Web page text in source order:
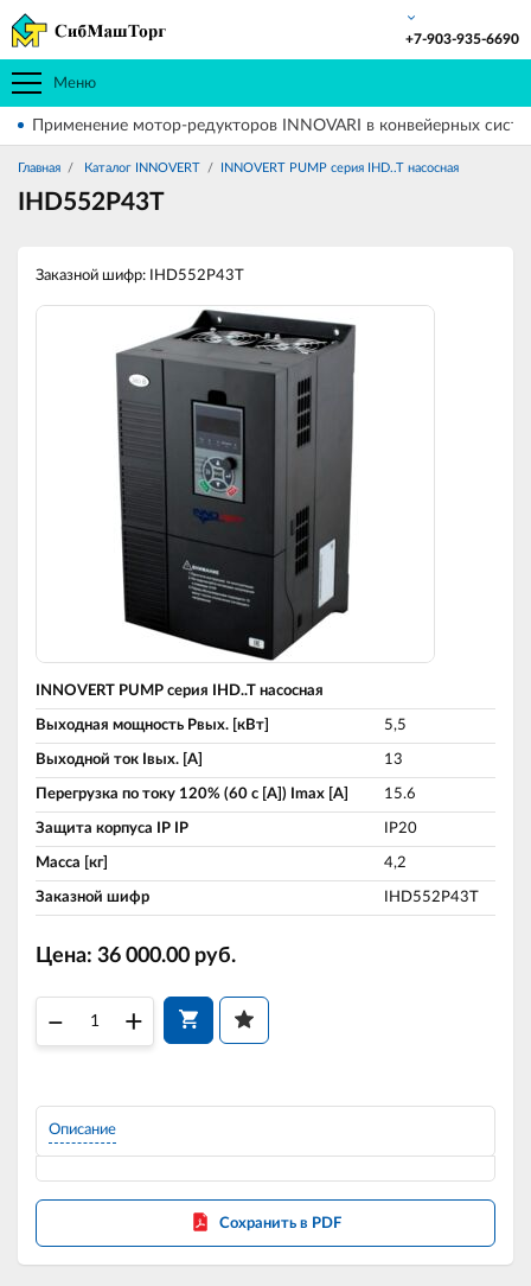
Меню
+7-903-935-6690
Применение мотор-редукторов INNOVARI в конвейерных
Главная Каталог INNOVERT INNOVERT PUMP серия IHD..T насосная
IHD552P43T
Заказной шифр: IHD552P43T
INNOVERT PUMP серия IHD..T насосная
Выходная мощность Pвых. [кВт] 5,5
Выходной ток Iвых. [A] 13
Перегрузка по току 120% (60 c [A]) Imax [A] 15.6
Защита корпуса IP IP IP20
Масса [кг] 4,2
Заказной шифр IHD552P43T
Цена: 36 000.00 руб.
– +
Описание
Сохранить в PDF